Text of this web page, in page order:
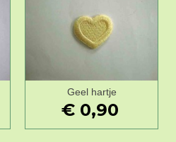
Geel hartje
€ 0,90